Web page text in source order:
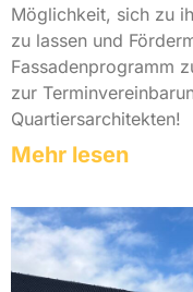
Möglichkeit, sich zu
zu lassen und
Fassadenprogramm
zur
Quartiersarchitekten!
Mehr lesen